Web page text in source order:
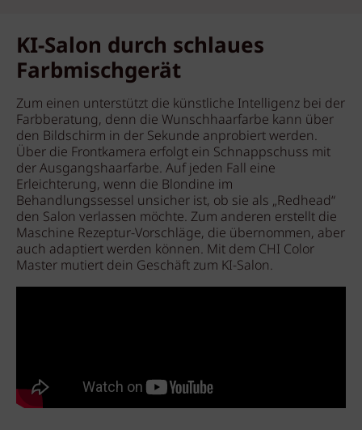
KI-Salon durch schlaues
Farbmischgerät
Zum einen unterstützt die künstliche Intelligenz bei der
Farbberatung, denn die Wunschhaarfarbe kann über
den Bildschirm in der Sekunde anprobiert werden.
Über die Frontkamera erfolgt ein Schnappschuss mit
der Ausgangshaarfarbe. Auf jeden Fall eine
Erleichterung, wenn die Blondine im
Behandlungssessel unsicher ist, ob sie als „Redhead“
den Salon verlassen möchte. Zum anderen erstellt die
Maschine Rezeptur-Vorschläge, die übernommen, aber
auch adaptiert werden können. Mit dem CHI Color
Master mutiert dein Geschäft zum KI-Salon.